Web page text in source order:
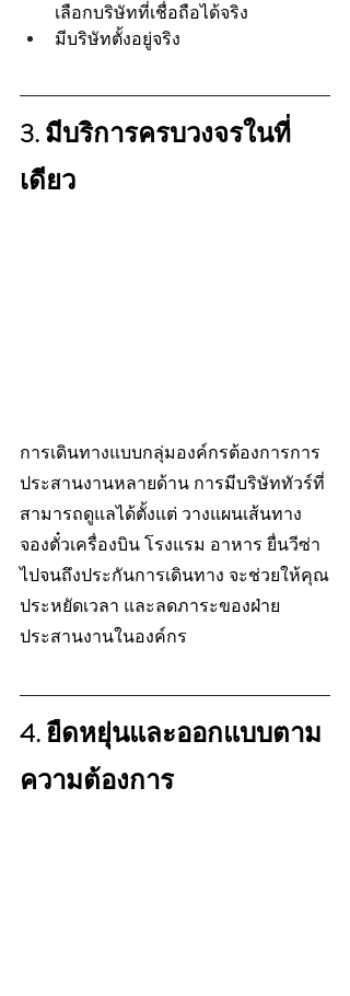
เลือกบริษัทที่เชื่อถือได้จริง
มีบริษัทตั้งอยู่จริง
3. มีบริการครบวงจรในที่
เดียว
การเดินทางแบบกลุ่มองค์กรต้องการการ
ประสานงานหลายด้าน การมีบริษัททัวร์ที่
สามารถดูแลได้ตั้งแต่ วางแผนเส้นทาง
จองตั๋วเครื่องบิน โรงแรม อาหาร ยื่นวีซ่า
ไปจนถึงประกันการเดินทาง จะช่วยให้คุณ
ประหยัดเวลา และลดภาระของฝ่าย
ประสานงานในองค์กร
4. ยืดหยุ่นและออกแบบตาม
ความต้องการ